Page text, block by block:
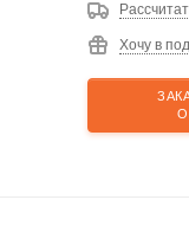
Хочу в